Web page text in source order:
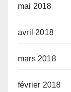
mai 2018
avril 2018
mars 2018
février 2018